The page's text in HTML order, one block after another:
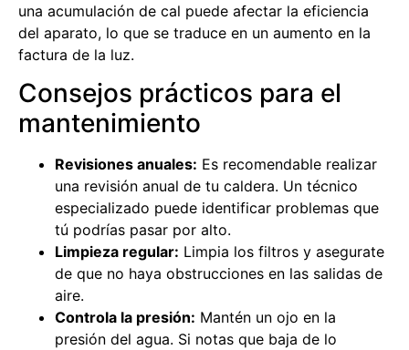
una acumulación de cal puede afectar la eficiencia
del aparato, lo que se traduce en un aumento en la
factura de la luz.
Consejos prácticos para el
mantenimiento
Revisiones anuales: Es recomendable realizar
una revisión anual de tu caldera. Un técnico
especializado puede identificar problemas que
tú podrías pasar por alto.
Limpieza regular: Limpia los filtros y asegurate
de que no haya obstrucciones en las salidas de
aire.
Controla la presión: Mantén un ojo en la
presión del agua. Si notas que baja de lo